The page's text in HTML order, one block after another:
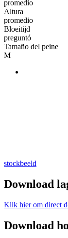
promedio
Altura
promedio
Bloeitijd
preguntó
Tamaño del peine
M
stockbeeld
Download
Klik hier om direct
Download